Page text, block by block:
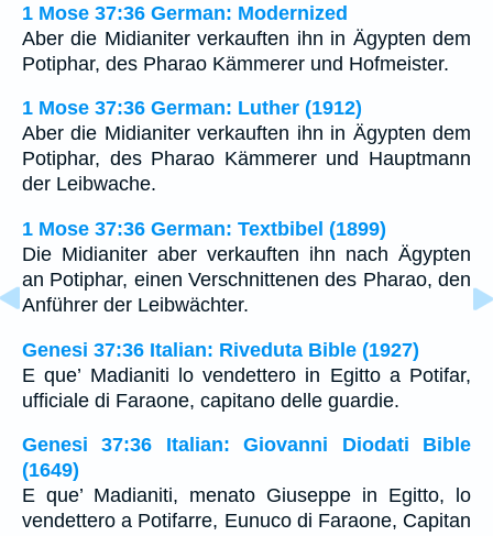
1 Mose 37:36 German: Modernized
Aber die Midianiter verkauften ihn in Ägypten dem
Potiphar, des Pharao Kämmerer und Hofmeister.
1 Mose 37:36 German: Luther (1912)
Aber die Midianiter verkauften ihn in Ägypten dem
Potiphar, des Pharao Kämmerer und Hauptmann
der Leibwache.
1 Mose 37:36 German: Textbibel (1899)
Die Midianiter aber verkauften ihn nach Ägypten
an Potiphar, einen Verschnittenen des Pharao, den
Anführer der Leibwächter.
Genesi 37:36 Italian: Riveduta Bible (1927)
E que’ Madianiti lo vendettero in Egitto a Potifar,
ufficiale di Faraone, capitano delle guardie.
Genesi 37:36 Italian: Giovanni Diodati Bible
(1649)
E que’ Madianiti, menato Giuseppe in Egitto, lo
vendettero a Potifarre, Eunuco di Faraone, Capitan